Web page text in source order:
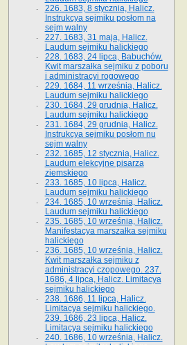
226. 1683, 8 stycznia, Halicz.
Instrukcya sejmiku posłom na
sejm walny
227. 1683, 31 maja, Halicz.
Laudum sejmiku halickiego
228. 1683, 24 lipca, Babuchów.
Kwit marszałka sejmiku z poboru
i administracyi rogowego
229. 1684, 11 września, Halicz.
Laudum sejmiku halickiego
230. 1684, 29 grudnia, Halicz.
Laudum sejmiku halickiego
231. 1684, 29 grudnia, Halicz.
Instrukcya sejmiku posłom nu
sejm walny
232. 1685, 12 stycznia, Halicz.
Laudum elekcyjne pisarza
ziemskiego
233. 1685, 10 lipca, Halicz.
Laudum sejmiku halickiego
234. 1685, 10 września, Halicz.
Laudum sejmiku halickiego
235. 1685, 10 września, Halicz.
Manifestacya marszałka sejmiku
halickiego
236. 1685, 10 września, Halicz.
Kwit marszałka sejmiku z
administracyi czopowego. 237.
1686, 4 lipca, Halicz. Limitacya
sejmiku halickiego
238. 1686, 11 lipca, Halicz.
Limitacya sejmiku halickiego.
239. 1686, 23 lipca, Halicz.
Limitacya sejmiku halickiego
240. 1686, 10 września, Halicz.